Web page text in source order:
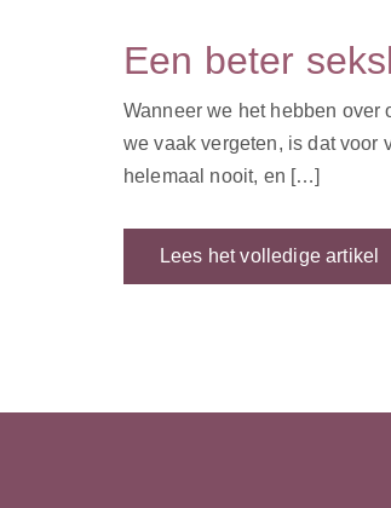
Een beter
Wanneer we het hebben over
we vaak vergeten, is dat voor
helemaal nooit, en […]
Lees het volledige artikel